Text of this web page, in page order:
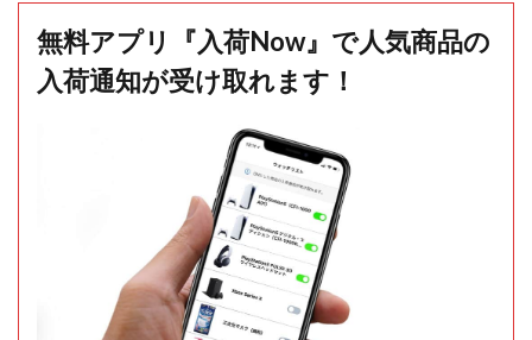
無料アプリ『入荷Now』で人気商品の
入荷通知が受け取れます！